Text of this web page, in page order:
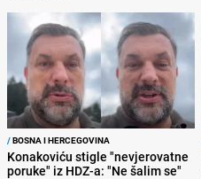
/BOSNA I HERCEGOVINA
Konakoviću stigle "nevjerovatne
poruke" iz HDZ-a: "Ne šalim se"